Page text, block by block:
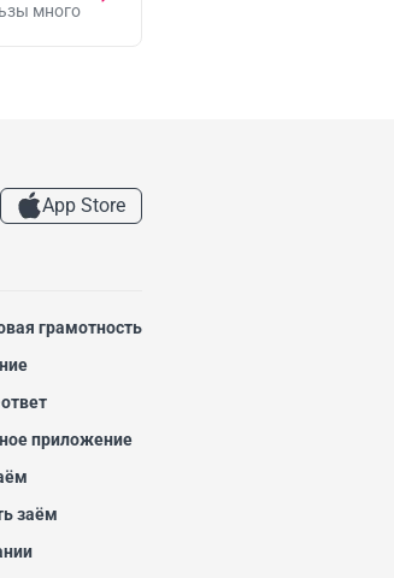
много
App Store
грамотность
приложение
заём